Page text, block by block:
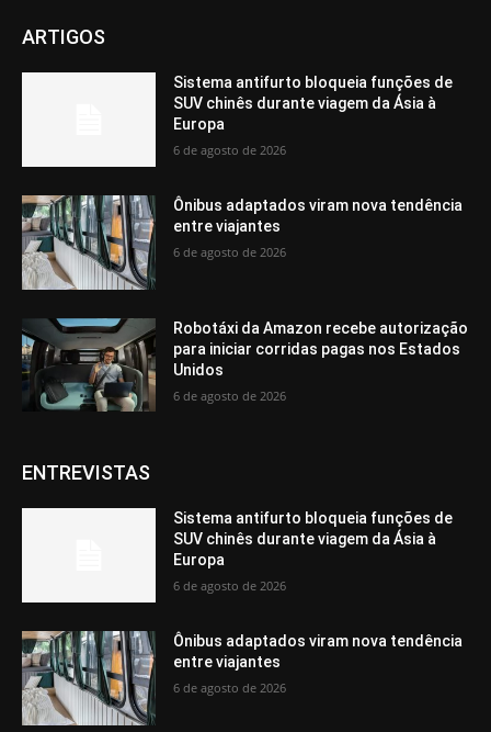
ARTIGOS
Sistema antifurto bloqueia funções de
SUV chinês durante viagem da Ásia à
Europa
6 de agosto de 2026
Ônibus adaptados viram nova tendência
entre viajantes
6 de agosto de 2026
Robotáxi da Amazon recebe autorização
para iniciar corridas pagas nos Estados
Unidos
6 de agosto de 2026
ENTREVISTAS
Sistema antifurto bloqueia funções de
SUV chinês durante viagem da Ásia à
Europa
6 de agosto de 2026
Ônibus adaptados viram nova tendência
entre viajantes
6 de agosto de 2026